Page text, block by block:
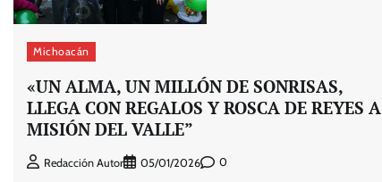
Michoacán
«UN ALMA, UN MILLÓN DE SONRISAS,
LLEGA CON REGALOS Y ROSCA DE REYES A
MISIÓN DEL VALLE”
Redacción Autor 05/01/2026 0